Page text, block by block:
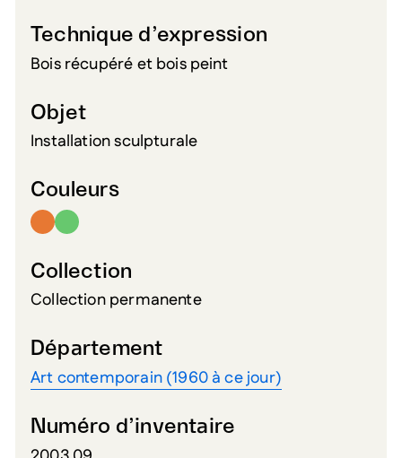
Technique d’expression
Bois récupéré et bois peint
Objet
Installation sculpturale
Couleurs
Collection
Collection permanente
Département
Art contemporain (1960 à ce jour)
Numéro d’inventaire